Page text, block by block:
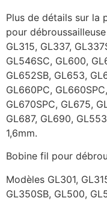
Plus de détails sur la
pour
GL315, GL337,
GL546SC, GL600,
GL652SB, GL653,
GL660PC,
GL670SPC, GL675,
GL687, GL690,
1,6mm.
Bobine fil pour
Modèles GL301,
GL350SB, GL500,